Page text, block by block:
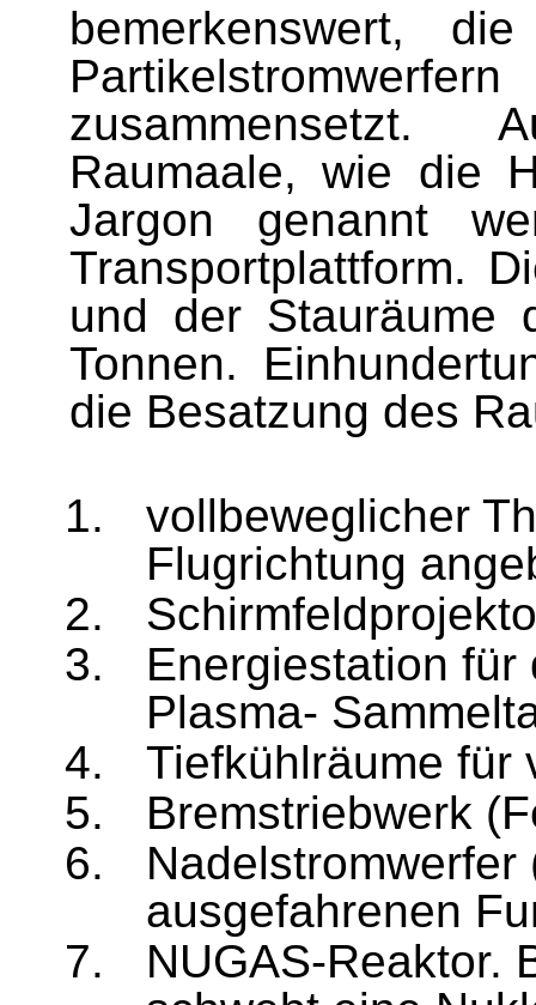
bemerkenswert,
Partikelstromwerfern
zusammensetzt.
Raumaale, wie die
Jargon genannt
Transportplattform.
und der Stauräume
Tonnen.
die Besatzung des
vollbeweglicher T
Flugrichtung
Energiestation
Plasma-
Tiefkühlräume für
Bremstriebwerk
ausgefahrenen
NUGAS-Reaktor.